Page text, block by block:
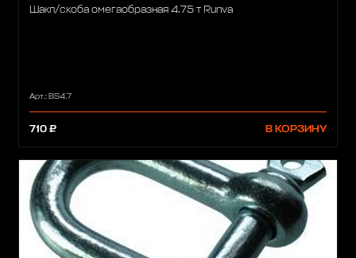
Шакл/скоба омегаобразная 4.75 т Runva
Арт.: BS4.7
710 ₽ В КОРЗИНУ